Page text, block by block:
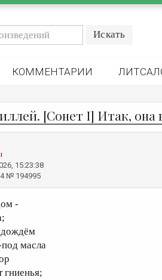
КОММЕНТАРИИ
[Сонет I] Итак, она
15:23:38
№ 194995
-
дождём
масла
гниенья;